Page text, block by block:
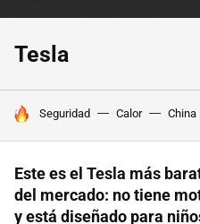
Tesla
HOY SE HABLA DE
Seguridad Calor China
Este es el Tesla más
del mercado: no tiene
y está diseñado para